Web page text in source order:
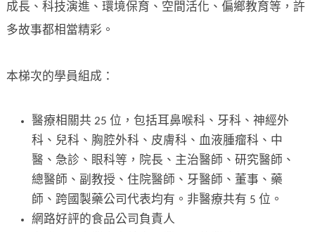
成長、科技演進、環境保育、空間活化、偏鄉教育等，許
多故事都相當精彩。
本梯次的學員組成：
醫療相關共 25 位，包括耳鼻喉科、牙科、神經外
科、兒科、胸腔外科、皮膚科、血液腫瘤科、中
醫、急診、眼科等，院長、主治醫師、研究醫師、
總醫師、副教授、住院醫師、牙醫師、董事、藥
師、跨國製藥公司代表均有。非醫療共有 5 位。
網路好評的食品公司負責人